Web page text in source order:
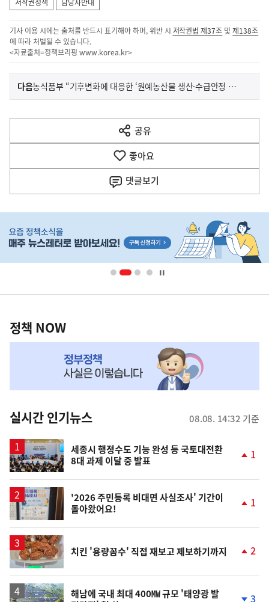
저작권정책 담당자안내
기사 이용 시에는 출처를 반드시 표기해야 하며, 위반 시 저작권법 제37조 및제138조
에 따라 처벌될 수 있습니다.
<자료출처=정책브리핑 www.korea.kr>
이
전
다
음
다음기
사
농식품부 “기후변화에 대응한 ‘원예농산물 생산·수급안정 대책’ 마련”
공유
열
기
좋아요
댓글보기
단
영
책
NOW,
뉴
스
정책 NOW
실시간 인기뉴스 08.08. 14:32 기준
세종시 행정수도 기능 완성 등 국토대전환
8대 과제 이달 중 발표
상
1
'2026 주민등록 비대면 사실조사' 기간이
돌아왔어요!
상
1
치킨 '용량꼼수' 직접 재보고 제보하기까지
상
2
해남에 국내 최대 400㎿ 규모 '태양광 발
3